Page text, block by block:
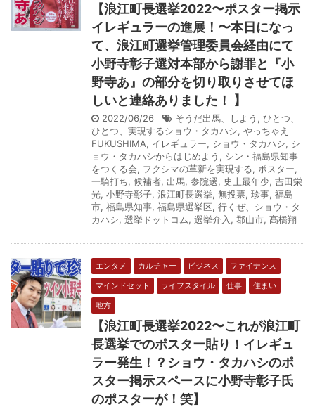
【浪江町長選挙2022〜ポスター掲示
イレギュラーの進展！〜本日になっ
て、浪江町選挙管理委員会経由にて
小野寺彰子選対本部から謝罪と『小
野寺あ』の部分を切り取りさせてほ
しいと連絡ありました！ 】
2022/06/26 そうだ出馬、しよう , ひとつ、
ひとつ、実現するショウ・タカハシ, やっちゃえ
FUKUSHIMA, イレギュラー, ショウ・タカハシ, シ
ョウ・タカハシからはじめよう , シン・福島県知事
をつくる会, フクシマの革新を実現する, ポスター,
一騎打ち, 候補者, 出馬, 参院選, 史上最年少, 吉田栄
光, 小野寺彰子, 浪江町長選挙, 無投票, 珍事, 福島
市, 福島県知事, 福島県選挙区, 行くぜ、ショウ・タ
カハシ, 選挙ドットコム, 選挙介入 , 郡山市, 髙橋翔
エンタメ カルチャー ビジネス
ファイナンス
マインドセット
ライフスタイル 仕事
住まい
地方
【浪江町長選挙2022〜これが浪江町
長選挙でのポスター貼り！イレギュ
ラー発生！？ショウ・タカハシのポ
スター掲示スペースに小野寺彰子氏
のポスターが！笑】